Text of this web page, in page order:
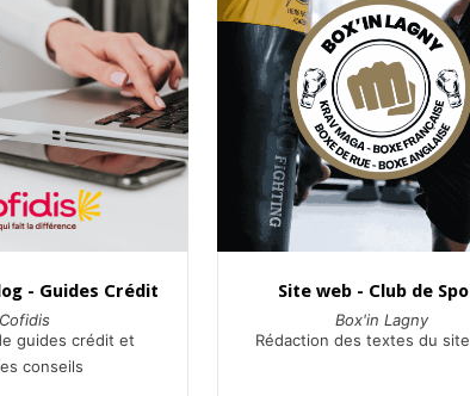
- Guides Crédit
Cofidis
guides crédit et
conseils
Site web - Club de
Box'in Lagny
Rédaction des textes du